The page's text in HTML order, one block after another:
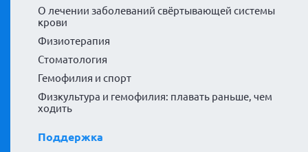
О лечении заболеваний свёртывающей системы
крови
Физиотерапия
Стоматология
Гемофилия и спорт
Физкультура и гемофилия: плавать раньше, чем
ходить
Поддержка